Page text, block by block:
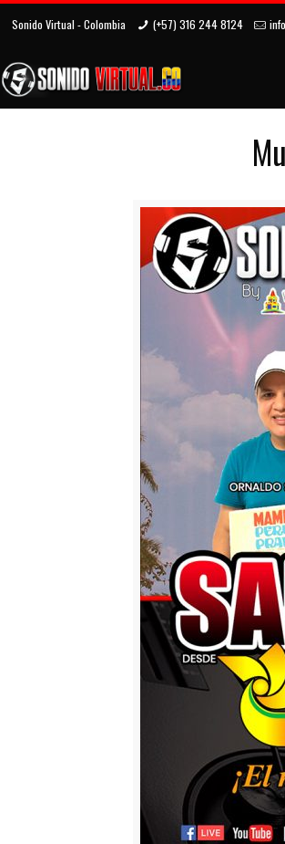
Sonido Virtual - Colombia (+57) 316 244 8124